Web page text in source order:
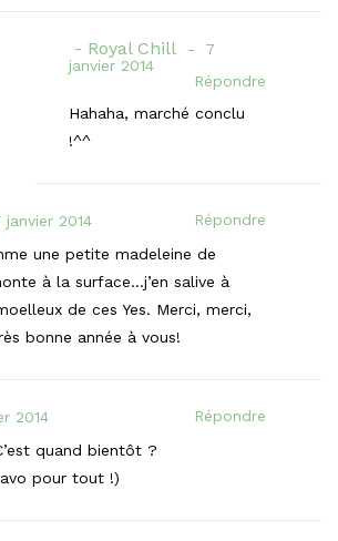
Royal Chill
7
janvier 2014
Répondre
Hahaha, marché conclu
!^^
janvier 2014
Répondre
une petite madeleine de
à la surface…j’en salive à
de ces Yes. Merci, merci,
bonne année à vous!
2014
Répondre
quand bientôt ?
pour tout !)